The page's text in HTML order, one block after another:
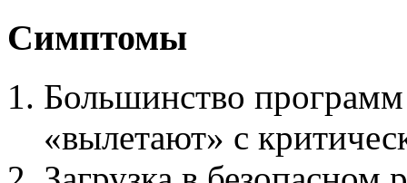
Симптомы
Большинство программ
«вылетают» с